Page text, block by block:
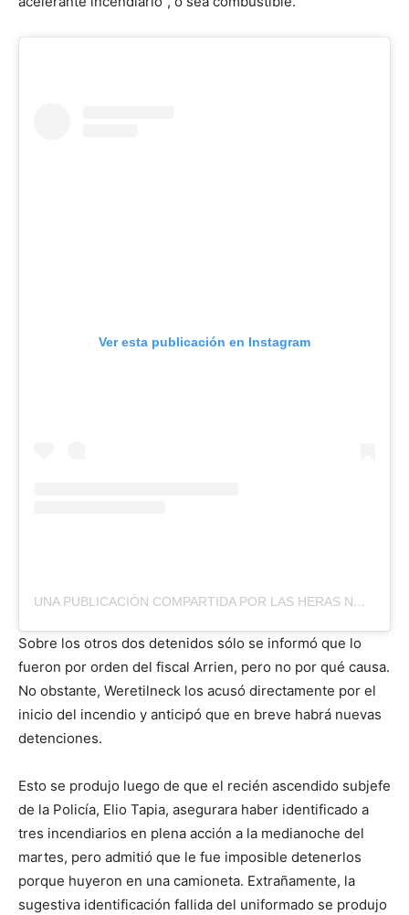
Ver esta publicación en Instagram
UNA PUBLICACIÓN COMPARTIDA POR LAS HERAS NOTICIAS (@LHN.NOTICIAS)
Sobre los otros dos detenidos sólo se informó que lo
fueron por orden del fiscal Arrien, pero no por qué causa.
No obstante, Weretilneck los acusó directamente por el
inicio del incendio y anticipó que en breve habrá nuevas
detenciones.
Esto se produjo luego de que el recién ascendido subjefe
de la Policía, Elio Tapia, asegurara haber identificado a
tres incendiarios en plena acción a la medianoche del
martes, pero admitió que le fue imposible detenerlos
porque huyeron en una camioneta. Extrañamente, la
sugestiva identificación fallida del uniformado se produjo